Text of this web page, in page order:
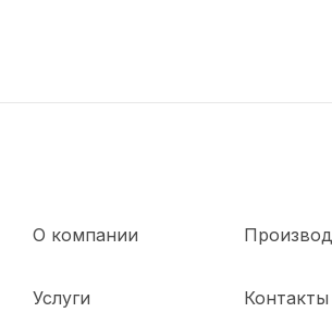
О компании
Услуги Контакты